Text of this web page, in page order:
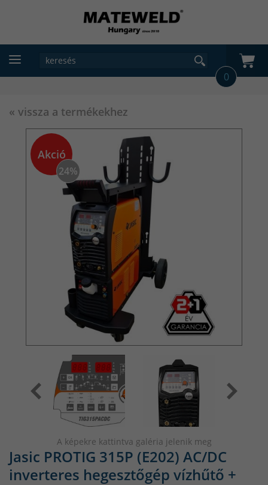
0
« vissza a termékekhez
Akció
24%
A képekre kattintva galéria jelenik meg
Jasic PROTIG 315P (E202) AC/DC
inverteres hegesztőgép vízhűtő +